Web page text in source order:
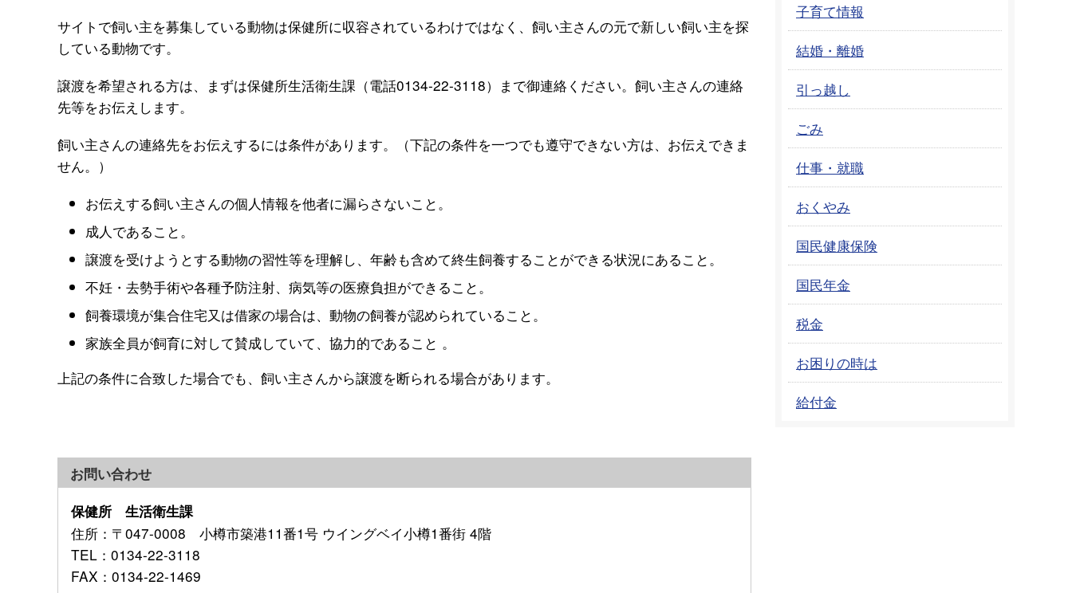
サイトで飼い主を募集している動物は保健所に収容されているわけではなく、飼い主さんの元で新しい飼い主を探
している動物です。
譲渡を希望される方は、まずは保健所生活衛生課（電話0134-22-3118）まで御連絡ください。飼い主さんの連絡
先等をお伝えします。
飼い主さんの連絡先をお伝えするには条件があります。（下記の条件を一つでも遵守できない方は、お伝えできま
せん。）
お伝えする飼い主さんの個人情報を他者に漏らさないこと。
成人であること。
譲渡を受けようとする動物の習性等を理解し、年齢も含めて終生飼養することができる状況にあること。
不妊・去勢手術や各種予防注射、病気等の医療負担ができること。
飼養環境が集合住宅又は借家の場合は、動物の飼養が認められていること。
家族全員が飼育に対して賛成していて、協力的であること 。
上記の条件に合致した場合でも、飼い主さんから譲渡を断られる場合があります。
お問い合わせ
保健所 生活衛生課
住所 ：〒047-0008 小樽市築港11番1号 ウイングベイ小樽1番街 4階
TEL ：0134-22-3118
FAX ：0134-22-1469
子育て情報
結婚・離婚
引っ越し
ごみ
仕事・就職
おくやみ
国民健康保険
国民年金
税金
お困りの時は
給付金